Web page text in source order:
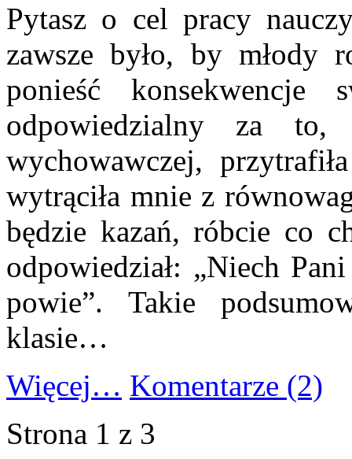
Pytasz o cel pracy
zawsze było, by młody
ponieść
odpowiedzialny za
wychowawczej,
wytrąciła mnie z
będzie kazań, róbcie co
odpowiedział: „Niech
powie”. Takie
klasie…
Więcej… Komentarze (2)
Strona 1 z 3